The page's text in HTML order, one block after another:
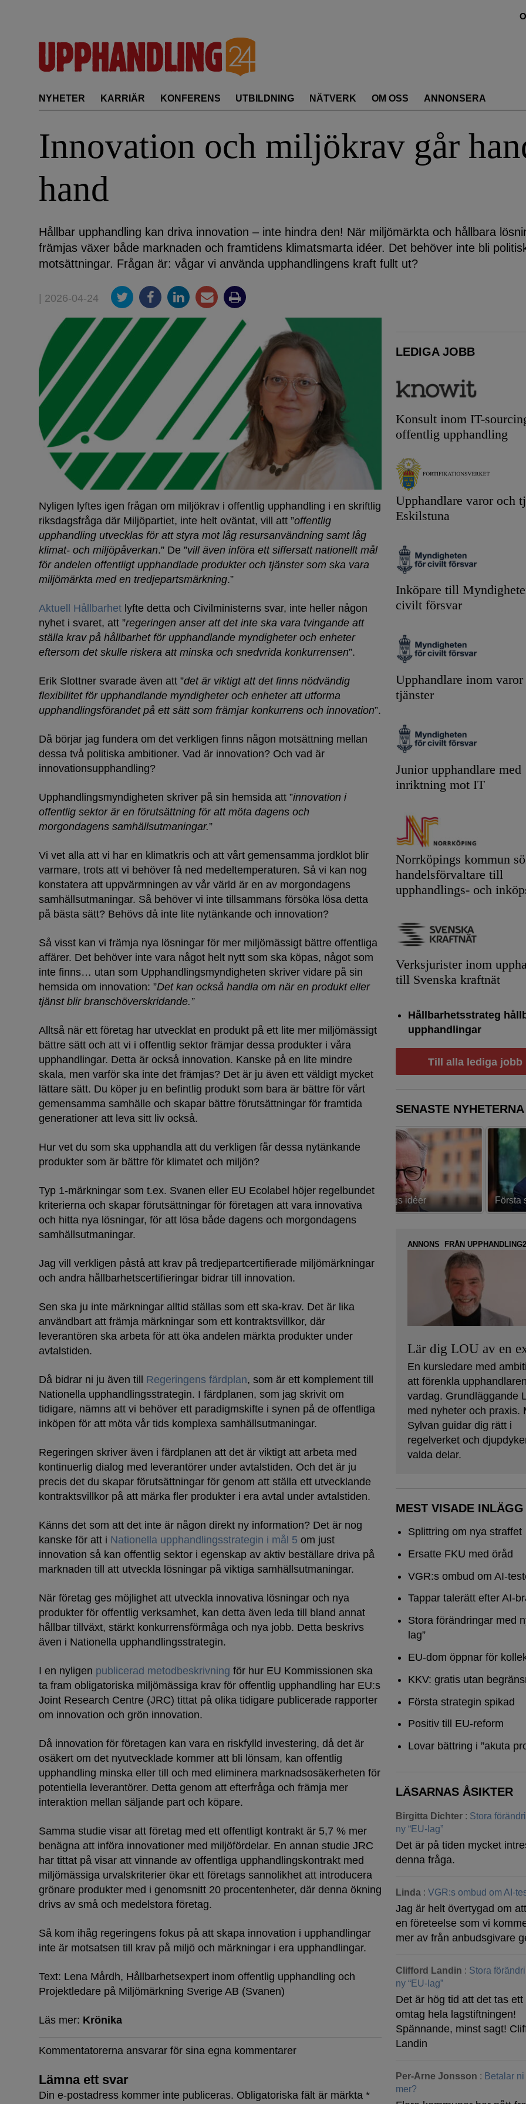
NYHETER KARRIÄR KONFERENS UTBILDNING NÄTVERK OM OSS ANNONSERA
Innovation och miljökrav går
hand
Hållbar upphandling kan driva innovation – inte hindra den! När miljömärkta och hållbara
främjas växer både marknaden och framtidens klimatsmarta idéer. Det behöver inte bli
motsättningar. Frågan är: vågar vi använda upphandlingens kraft fullt ut?
| 2026-04-24
Nyligen lyftes igen frågan om miljökrav i offentlig upphandling i en skriftlig
riksdagsfråga där Miljöpartiet, inte helt oväntat, vill att ”offentlig
upphandling utvecklas för att styra mot låg resursanvändning samt låg
klimat- och miljöpåverkan.” De ”vill även införa ett siffersatt nationellt mål
för andelen offentligt upphandlade produkter och tjänster som ska vara
miljömärkta med en tredjepartsmärkning.”
Aktuell Hållbarhet lyfte detta och Civilministerns svar, inte heller någon
nyhet i svaret, att ”regeringen anser att det inte ska vara tvingande att
ställa krav på hållbarhet för upphandlande myndigheter och enheter
eftersom det skulle riskera att minska och snedvrida konkurrensen”.
Erik Slottner svarade även att ”det är viktigt att det finns nödvändig
flexibilitet för upphandlande myndigheter och enheter att utforma
upphandlingsförandet på ett sätt som främjar konkurrens och innovation”.
Då börjar jag fundera om det verkligen finns någon motsättning mellan
dessa två politiska ambitioner. Vad är innovation? Och vad är
innovationsupphandling?
Upphandlingsmyndigheten skriver på sin hemsida att ”innovation i
offentlig sektor är en förutsättning för att möta dagens och
morgondagens samhällsutmaningar.”
Vi vet alla att vi har en klimatkris och att vårt gemensamma jordklot blir
varmare, trots att vi behöver få ned medeltemperaturen. Så vi kan nog
konstatera att uppvärmningen av vår värld är en av morgondagens
samhällsutmaningar. Så behöver vi inte tillsammans försöka lösa detta
på bästa sätt? Behövs då inte lite nytänkande och innovation?
Så visst kan vi främja nya lösningar för mer miljömässigt bättre offentliga
affärer. Det behöver inte vara något helt nytt som ska köpas, något som
inte finns… utan som Upphandlingsmyndigheten skriver vidare på sin
hemsida om innovation: ”Det kan också handla om när en produkt eller
tjänst blir branschöverskridande.”
Alltså när ett företag har utvecklat en produkt på ett lite mer miljömässigt
bättre sätt och att vi i offentlig sektor främjar dessa produkter i våra
upphandlingar. Detta är också innovation. Kanske på en lite mindre
skala, men varför ska inte det främjas? Det är ju även ett väldigt mycket
lättare sätt. Du köper ju en befintlig produkt som bara är bättre för vårt
gemensamma samhälle och skapar bättre förutsättningar för framtida
generationer att leva sitt liv också.
Hur vet du som ska upphandla att du verkligen får dessa nytänkande
produkter som är bättre för klimatet och miljön?
Typ 1-märkningar som t.ex. Svanen eller EU Ecolabel höjer regelbundet
kriterierna och skapar förutsättningar för företagen att vara innovativa
och hitta nya lösningar, för att lösa både dagens och morgondagens
samhällsutmaningar.
Jag vill verkligen påstå att krav på tredjepartcertifierade miljömärkningar
och andra hållbarhetscertifieringar bidrar till innovation.
Sen ska ju inte märkningar alltid ställas som ett ska-krav. Det är lika
användbart att främja märkningar som ett kontraktsvillkor, där
leverantören ska arbeta för att öka andelen märkta produkter under
avtalstiden.
Då bidrar ni ju även till Regeringens färdplan, som är ett komplement till
Nationella upphandlingsstrategin. I färdplanen, som jag skrivit om
tidigare, nämns att vi behöver ett paradigmskifte i synen på de offentliga
inköpen för att möta vår tids komplexa samhällsutmaningar.
Regeringen skriver även i färdplanen att det är viktigt att arbeta med
kontinuerlig dialog med leverantörer under avtalstiden. Och det är ju
precis det du skapar förutsättningar för genom att ställa ett utvecklande
kontraktsvillkor på att märka fler produkter i era avtal under avtalstiden.
Känns det som att det inte är någon direkt ny information? Det är nog
kanske för att i Nationella upphandlingsstrategin i mål 5 om just
innovation så kan offentlig sektor i egenskap av aktiv beställare driva på
marknaden till att utveckla lösningar på viktiga samhällsutmaningar.
När företag ges möjlighet att utveckla innovativa lösningar och nya
produkter för offentlig verksamhet, kan detta även leda till bland annat
hållbar tillväxt, stärkt konkurrensförmåga och nya jobb. Detta beskrivs
även i Nationella upphandlingsstrategin.
I en nyligen publicerad metodbeskrivning för hur EU Kommissionen ska
ta fram obligatoriska miljömässiga krav för offentlig upphandling har EU:s
Joint Research Centre (JRC) tittat på olika tidigare publicerade rapporter
om innovation och grön innovation.
Då innovation för företagen kan vara en riskfylld investering, då det är
osäkert om det nyutvecklade kommer att bli lönsam, kan offentlig
upphandling minska eller till och med eliminera marknadsosäkerheten för
potentiella leverantörer. Detta genom att efterfråga och främja mer
interaktion mellan säljande part och köpare.
Samma studie visar att företag med ett offentligt kontrakt är 5,7 % mer
benägna att införa innovationer med miljöfördelar. En annan studie JRC
har tittat på visar att vinnande av offentliga upphandlingskontrakt med
miljömässiga urvalskriterier ökar ett företags sannolikhet att introducera
grönare produkter med i genomsnitt 20 procentenheter, där denna ökning
drivs av små och medelstora företag.
Så kom ihåg regeringens fokus på att skapa innovation i upphandlingar
inte är motsatsen till krav på miljö och märkningar i era upphandlingar.
Text: Lena Mårdh, Hållbarhetsexpert inom offentlig upphandling och
Projektledare på Miljömärkning Sverige AB (Svanen)
Läs mer: Krönika
Kommentatorerna ansvarar för sina egna kommentarer
Lämna ett svar
Din e-postadress kommer inte publiceras. Obligatoriska fält är märkta *
LEDIGA JOBB
Konsult inom IT-
offentlig upphandling
Upphandlare varor och
Eskilstuna
Inköpare till
civilt försvar
Upphandlare inom varor
tjänster
Junior upphandlare med
inriktning mot IT
Norrköpings kommun
handelsförvaltare till
upphandlings- och
Verksjurister inom
till Svenska kraftnät
Hållbarhetsstrateg
upphandlingar
Till alla lediga jobb
SENASTE NYHETERNA
Dammar av Östlings idéer Första strategin spikad
ANNONS FRÅN
Lär dig LOU av en
En kursledare med
att förenkla
vardag. Grundläggande
med nyheter och praxis.
Sylvan guidar dig rätt i
regelverket och
valda delar.
MEST VISADE INLÄGG
Splittring om nya straffet
Ersatte FKU med öråd
VGR:s ombud om AI-
Tappar talerätt efter AI-
Stora förändringar med
lag”
EU-dom öppnar för
KKV: gratis utan
Första strategin spikad
Positiv till EU-reform
Lovar bättring i ”akuta
LÄSARNAS ÅSIKTER
Birgitta Dichter : Stora
ny “EU-lag”
Det är på tiden mycket
denna fråga.
Linda :VGR:s ombud om AI-
Jag är helt övertygad om
en företeelse som vi
mer av från anbudsgivare
Clifford Landin : Stora
ny “EU-lag”
Det är hög tid att det tas ett
omtag hela lagstiftningen!
Spännande, minst sagt!
Landin
Per-Arne Jonsson : Betalar
mer?